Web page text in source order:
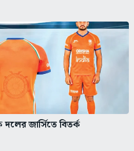
জার্সিতে বিতর্ক